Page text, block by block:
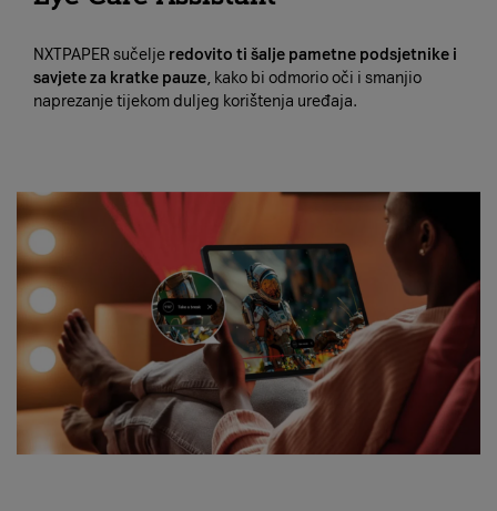
NXTPAPER sučelje redovito ti šalje pametne podsjetnike i
savjete za kratke pauze, kako bi odmorio oči i smanjio
naprezanje tijekom duljeg korištenja uređaja.